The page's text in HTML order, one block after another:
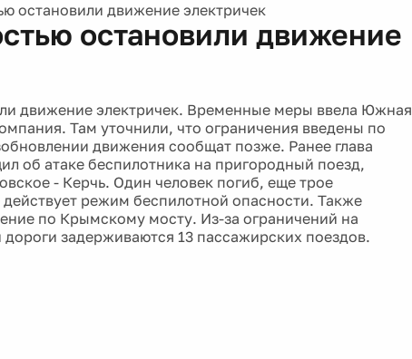
остановили движение электричек
остановили движение
движение электричек. Временные меры ввела Южная
Там уточнили, что ограничения введены по
движения сообщат позже. Ранее глава
об атаке беспилотника на пригородный поезд,
- Керчь. Один человек погиб, еще трое
режим беспилотной опасности. Также
по Крымскому мосту. Из-за ограничений на
задерживаются 13 пассажирских поездов.